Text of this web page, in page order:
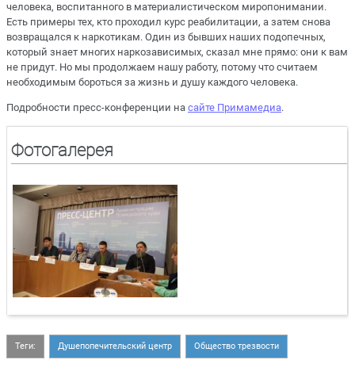
человека, воспитанного в материалистическом миропонимании.
Есть примеры тех, кто проходил курс реабилитации, а затем снова
возвращался к наркотикам. Один из бывших наших подопечных,
который знает многих наркозависимых, сказал мне прямо: они к вам
не придут. Но мы продолжаем нашу работу, потому что считаем
необходимым бороться за жизнь и душу каждого человека.
Подробности пресс-конференции на сайте Примамедиа.
Фотогалерея
Теги: Душепопечительский центр Общество трезвости